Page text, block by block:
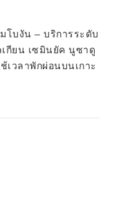
โบงัน – บริการระดับ
กียน เซมินยัค นูซาดู
เวลาพักผ่อนบนเกาะ